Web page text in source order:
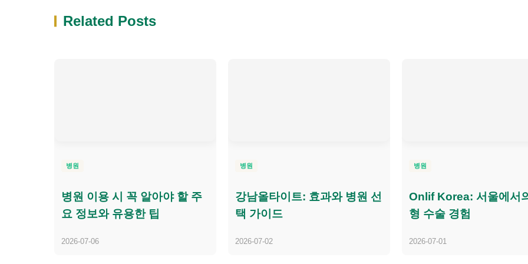
Related Posts
병원
병원 이용 시 꼭 알아야 할 주
요 정보와 유용한 팁
2026-07-06
병원
강남올타이트: 효과와 병원 선
택 가이드
2026-07-02
병원
Onlif Korea: 서울에서
형 수술 경험
2026-07-01